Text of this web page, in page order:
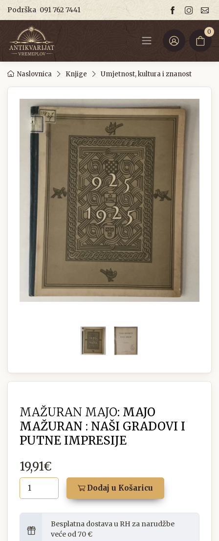
Podrška 091 762 7441
0
Naslovnica Knjige Umjetnost, kultura i znanost
MAŽURAN MAJO: MAJO
MAŽURAN : NAŠI GRADOVI I
PUTNE IMPRESIJE
19,91€
Dodaj u Košaricu
Besplatna dostava u RH za narudžbe
veće od 70 €